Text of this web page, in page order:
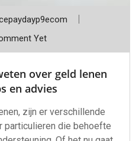
Yet
over geld lenen
en advies
zijn er verschillende
particulieren die behoefte